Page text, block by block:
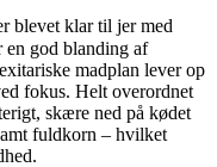
blevet klar til jer med
en god blanding af
madplan lever op
fokus. Helt overordnet
skære ned på kødet
fuldkorn – hvilket